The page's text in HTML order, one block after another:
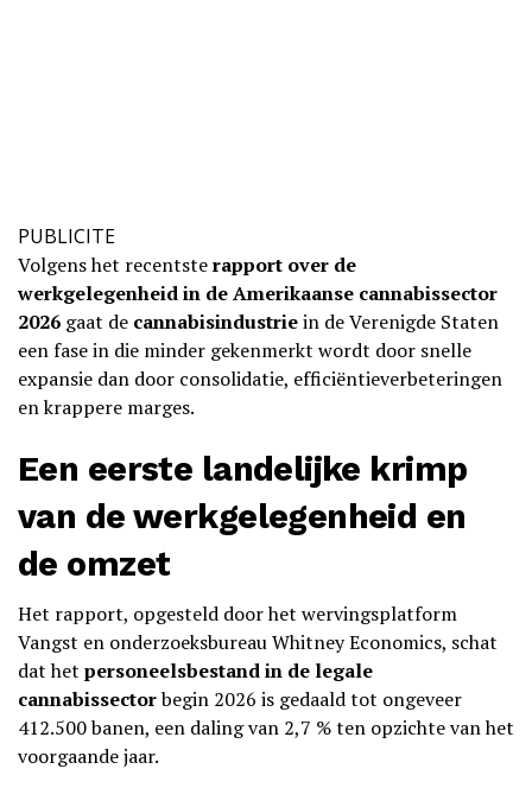
PUBLICITE
Volgens het recentsterapport over de
werkgelegenheid in de Amerikaanse cannabissector
2026 gaat de cannabisindustriein de Verenigde Staten
een fase in die minder gekenmerkt wordt door snelle
expansie dan door consolidatie, efficiëntieverbeteringen
en krappere marges.
Een eerste landelijke krimp
van de werkgelegenheid en
de omzet
Het rapport, opgesteld door het wervingsplatform
Vangst en onderzoeksbureau Whitney Economics, schat
dat het personeelsbestand in de legale
cannabissectorbegin 2026 is gedaald tot ongeveer
412.500 banen, een daling van 2,7 % ten opzichte van het
voorgaande jaar.